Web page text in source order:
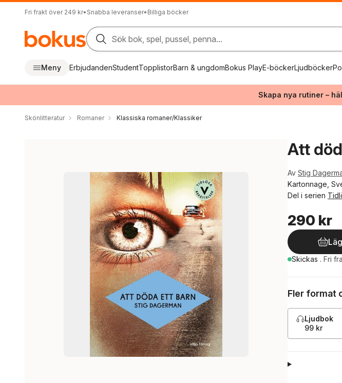
Fri frakt över 249 kr• Snabba leveranser• Billiga böcker
Sök bok, spel, pussel, penna...
Meny ErbjudandenStudentTopplistorBarn & ungdomBokus PlayE-böckerLjudböcker
Skapa nya rutiner –
Skönlitteratur Romaner Klassiska romaner/Klassiker
Att
Av Stig
Kartonnage,
Del i serien
290 kr
Skickas . Fri
Fler format
Ljudbok
99 kr